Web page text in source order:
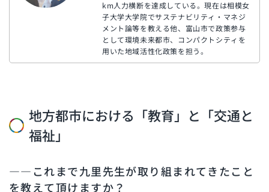
km人力横断を達成している。現在は相模女
子大学大学院でサステナビリティ・マネジ
メント論等を教える他、富山市で政策参与
として環境未来都市、コンパクトシティを
用いた地域活性化政策を担う。
地方都市における「教育」と「交通と
福祉」
――これまで九里先生が取り組まれてきたこと
を教えて頂けますか？